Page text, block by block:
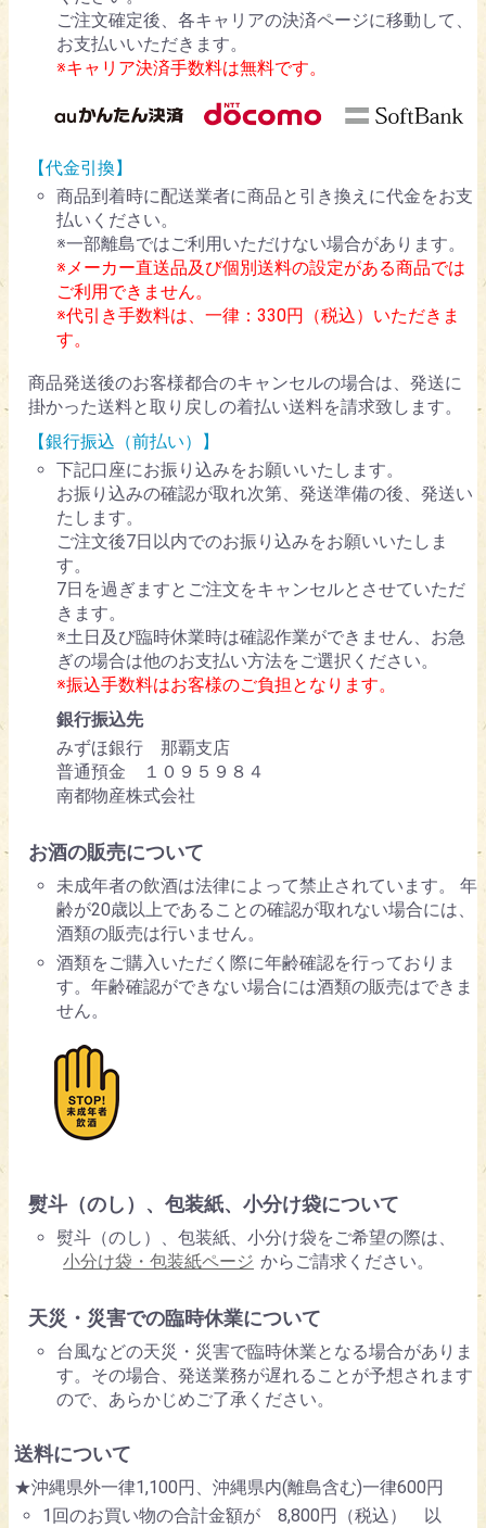
ご注文確定後、各キャリアの決済ページに移動して、
お支払いいただきます。
※キャリア決済手数料は無料です。
【代金引換】
商品到着時に配送業者に商品と引き換えに代金をお支
払いください。
※一部離島ではご利用いただけない場合があります。
※メーカー直送品及び個別送料の設定がある商品では
ご利用できません。
※代引き手数料は、一律：330円（税込）いただきま
す。
商品発送後のお客様都合のキャンセルの場合は、発送に
掛かった送料と取り戻しの着払い送料を請求致します。
【銀行振込（前払い）】
下記口座にお振り込みをお願いいたします。
お振り込みの確認が取れ次第、発送準備の後、発送い
たします。
ご注文後7日以内でのお振り込みをお願いいたしま
す。
7日を過ぎますとご注文をキャンセルとさせていただ
きます。
※土日及び臨時休業時は確認作業ができません、お急
ぎの場合は他のお支払い方法をご選択ください。
※振込手数料はお客様のご負担となります。
銀行振込先
みずほ銀行 那覇支店
普通預金 １０９５９８４
南都物産株式会社
お酒の販売について
未成年者の飲酒は法律によって禁止されています。 年
齢が20歳以上であることの確認が取れない場合には、
酒類の販売は行いません。
酒類をご購入いただく際に年齢確認を行っておりま
す。年齢確認ができない場合には酒類の販売はできま
せん。
熨斗（のし）、包装紙、小分け袋について
熨斗（のし）、包装紙、小分け袋をご希望の際は、
小分け袋・包装紙ページ からご請求ください。
天災・災害での臨時休業について
台風などの天災・災害で臨時休業となる場合がありま
す。その場合、発送業務が遅れることが予想されます
ので、あらかじめご了承ください。
送料について
★沖縄県外一律1,100円、沖縄県内(離島含む)一律600円
1回のお買い物の合計金額が 8,800円（税込） 以